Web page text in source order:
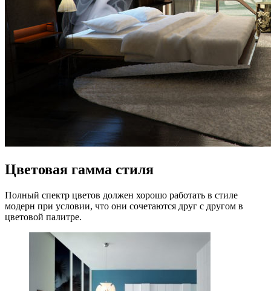
Цветовая гамма стиля
Полный спектр цветов должен хорошо работать в стиле
модерн при условии, что они сочетаются друг с другом в
цветовой палитре.